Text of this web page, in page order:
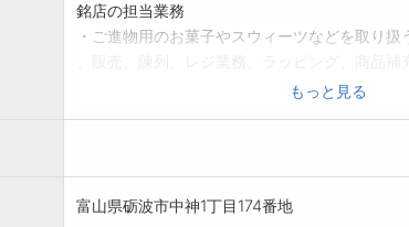
銘店の担当業務
・ご進物用のお菓子やスウィーツなどを取り扱
もっと見る
富山県砺波市中神1丁目174番地